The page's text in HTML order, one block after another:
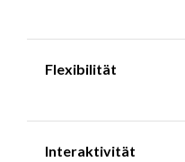
Flexibilität
Interaktivität